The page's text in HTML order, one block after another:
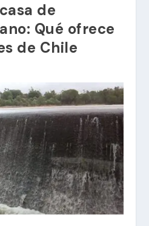
de
Qué ofrece
de Chile